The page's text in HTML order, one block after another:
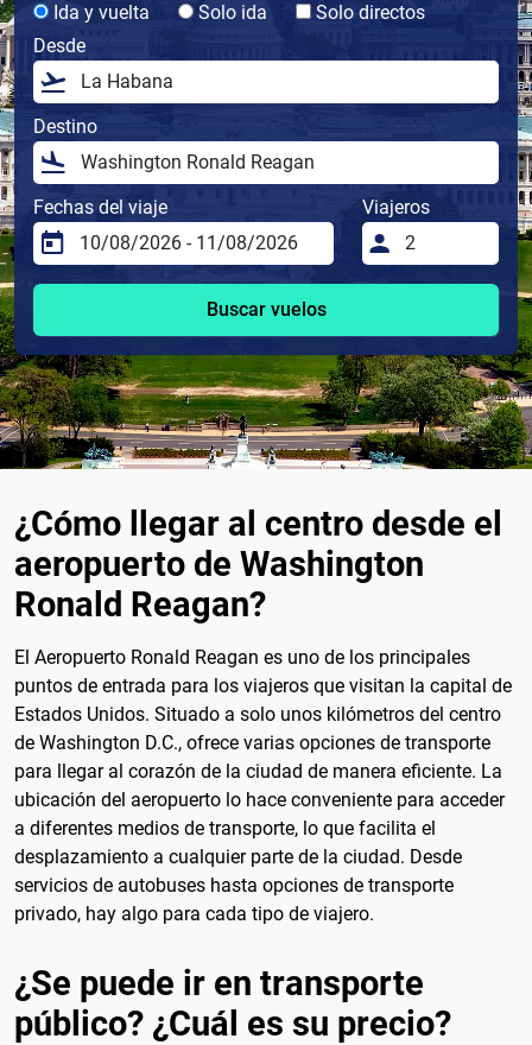
Ida y vuelta Solo ida
Solo directos
Desde
Destino
Fechas del viaje Viajeros
Buscar vuelos
¿Cómo llegar al centro desde el
aeropuerto de Washington
Ronald Reagan?
El Aeropuerto Ronald Reagan es uno de los principales
puntos de entrada para los viajeros que visitan la capital de
Estados Unidos. Situado a solo unos kilómetros del centro
de Washington D.C., ofrece varias opciones de transporte
para llegar al corazón de la ciudad de manera eficiente. La
ubicación del aeropuerto lo hace conveniente para acceder
a diferentes medios de transporte, lo que facilita el
desplazamiento a cualquier parte de la ciudad. Desde
servicios de autobuses hasta opciones de transporte
privado, hay algo para cada tipo de viajero.
¿Se puede ir en transporte
público? ¿Cuál es su precio?